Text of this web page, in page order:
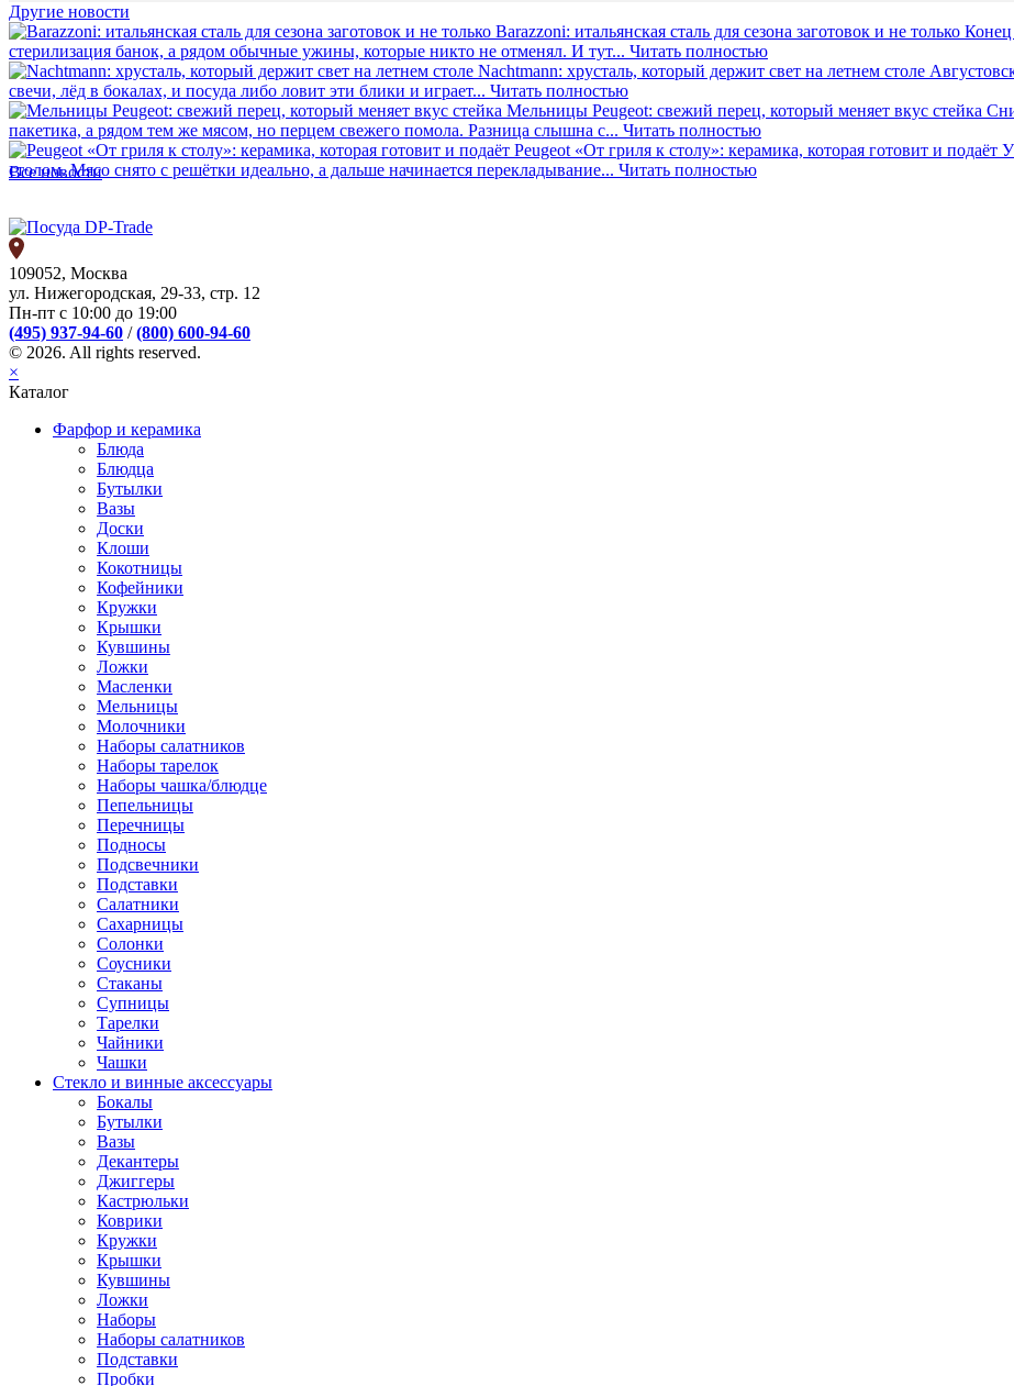
Другие новости
Barazzoni: итальянская сталь для сезона заготовок и не только Конец
стерилизация банок, а рядом обычные ужины, которые никто не отменял. И тут... Читать полностью
Nachtmann: хрусталь, который держит свет на летнем столе
свечи, лёд в бокалах, и посуда либо ловит эти блики и играет... Читать полностью
Мельницы Peugeot: свежий перец, который меняет вкус стейка
пакетика, а рядом тем же мясом, но перцем свежего помола. Разница слышна с... Читать полностью
Peugeot «От гриля к столу»: керамика, которая готовит и подаёт У
столом. Мясо снято с решётки идеально, а дальше начинается перекладывание... Читать полностью
Все новости
109052, Москва
ул. Нижегородская, 29-33, стр. 12
Пн-пт с 10:00 до 19:00
(495) 937-94-60 /(800) 600-94-60
© 2026. All rights reserved.
×
Каталог
Фарфор и керамика
Блюда
Блюдца
Бутылки
Вазы
Доски
Клоши
Кокотницы
Кофейники
Кружки
Крышки
Кувшины
Ложки
Масленки
Мельницы
Молочники
Наборы салатников
Наборы тарелок
Наборы чашка/блюдце
Пепельницы
Перечницы
Подносы
Подсвечники
Подставки
Салатники
Сахарницы
Солонки
Соусники
Стаканы
Супницы
Тарелки
Чайники
Чашки
Стекло и винные аксессуары
Бокалы
Бутылки
Вазы
Декантеры
Джиггеры
Кастрюльки
Коврики
Кружки
Крышки
Кувшины
Ложки
Наборы
Наборы салатников
Подставки
Пробки